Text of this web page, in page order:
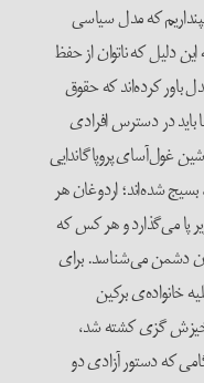
که مدل سیاسی
دلیل که ناتوان از حفظ
باور کرده‌اند که حقوق
در دسترس افرادی
غول‌آسای پروپاگاندایی
بسیج شده‌اند؛ اردوغان هر
پا می‌گذارد و هر کس که
دشمن می‌شناسد. برای
خانواده‌ی برکین
در خیزش گزی کشته شد،
که دستور آزادی دو